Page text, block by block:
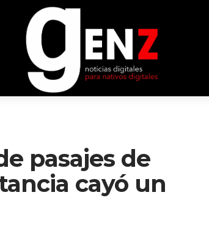
pasajes de
cayó un